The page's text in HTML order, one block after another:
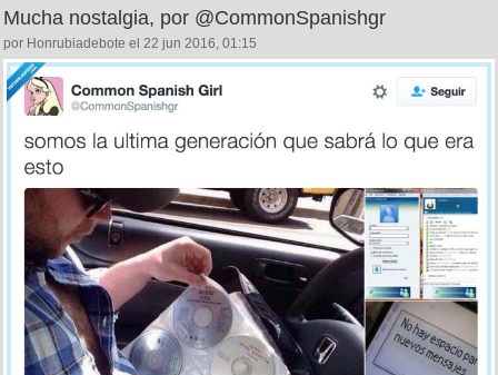
Mucha nostalgia, por @CommonSpanishgr
por Honrubiadebote el 22 jun 2016, 01:15